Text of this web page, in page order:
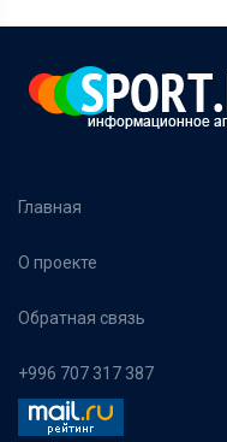
Главная
О проекте
Обратная связь
+996 707 317 387